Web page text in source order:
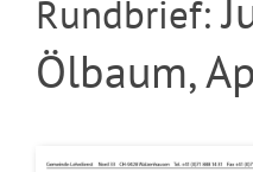
Rundbrief:
Ölbaum,